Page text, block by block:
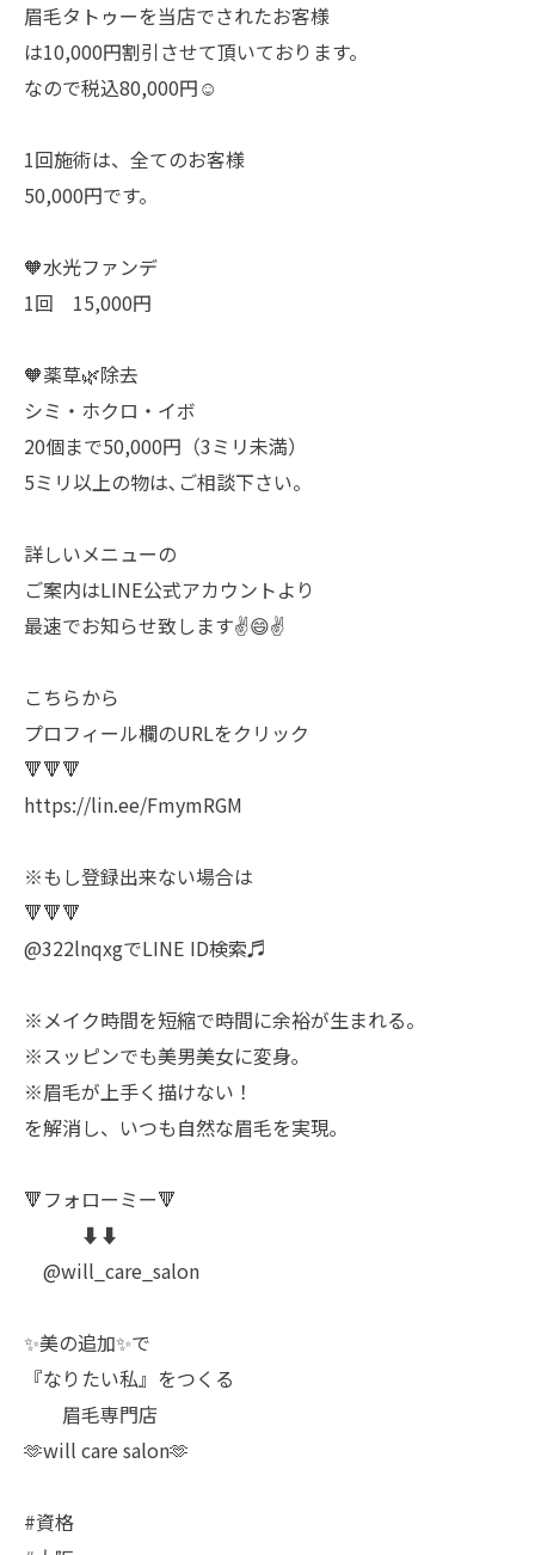
眉毛タトゥーを当店でされたお客様
は10,000円割引させて頂いております。
なので税込80,000円☺️
1回施術は、全てのお客様
50,000円です。
🧡水光ファンデ
1回 15,000円
🧡薬草🌿除去
シミ・ホクロ・イボ
20個まで50,000円（3ミリ未満）
5ミリ以上の物は､ご相談下さい。
詳しいメニューの
ご案内はLINE公式アカウントより
最速でお知らせ致します✌️😄✌️
こちらから
プロフィール欄のURLをクリック
🔻🔻🔻
https://lin.ee/FmymRGM
※もし登録出来ない場合は
🔻🔻🔻
@322lnqxgでLINE ID検索♬
※メイク時間を短縮で時間に余裕が生まれる。
※スッピンでも美男美女に変身｡
※眉毛が上手く描けない！
を解消し、いつも自然な眉毛を実現｡
🔻フォローミー🔻
⬇️⬇️
@will_care_salon
✨美の追加✨で
『なりたい私』をつくる
眉毛専門店
🫶will care salon🫶
#資格